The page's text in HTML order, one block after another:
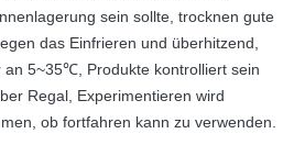
sein sollte, trocknen gute
das Einfrieren und überhitzend,
5~35℃, Produkte kontrolliert sein
Regal, Experimentieren wird
ob fortfahren kann zu verwenden.